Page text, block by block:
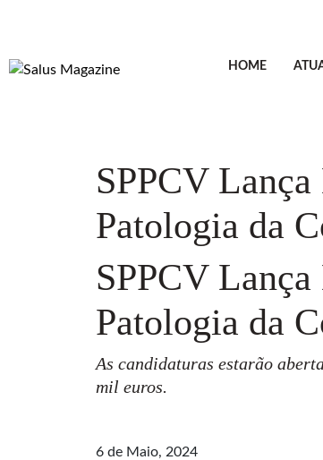
HOME
SPPCV
Patologia da
SPPCV
Patologia da
As candidaturas estarão
mil euros.
6 de Maio, 2024